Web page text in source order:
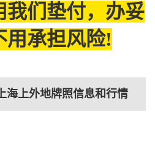
我们垫付，办妥
用承担风险!
海上外地牌照信息和行情